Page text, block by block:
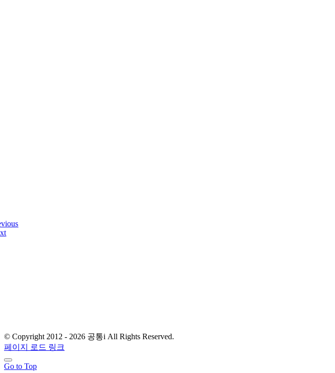
© Copyright 2012 - 2026 공통i All Rights Reserved.
페이지 로드 링크
Go to Top